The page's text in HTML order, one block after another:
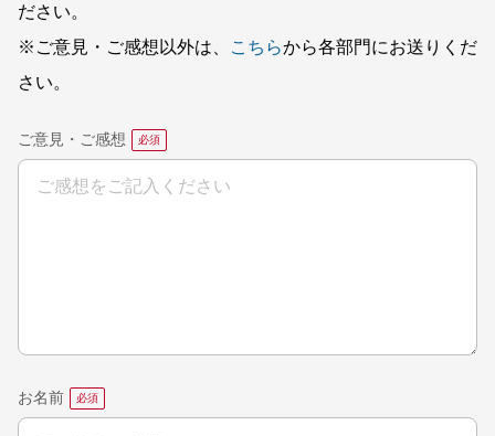
ださい。
※ご意見・ご感想以外は、
こちらから各部門にお送りくだ
さい。
ご意見・ご感想
お名前